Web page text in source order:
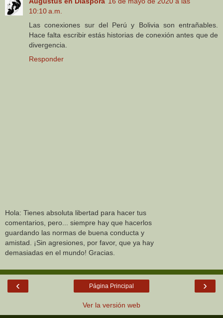
10:10 a.m.
Las conexiones sur del Perú y Bolivia son entrañables.
Hace falta escribir estás historias de conexión antes que de
divergencia.
Responder
Hola: Tienes absoluta libertad para hacer tus
comentarios, pero... siempre hay que hacerlos
guardando las normas de buena conducta y
amistad. ¡Sin agresiones, por favor, que ya hay
demasiadas en el mundo! Gracias.
‹ ›
Página Principal
Ver la versión web